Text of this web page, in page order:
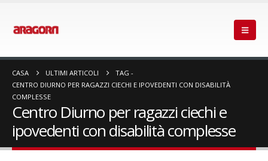
CASA ULTIMI ARTICOLI
TAG -
CENTRO DIURNO PER RAGAZZI CIECHI E IPOVEDENTI CON DISABILITÀ
COMPLESSE
Centro Diurno per ragazzi ciechi e
ipovedenti con disabilità complesse